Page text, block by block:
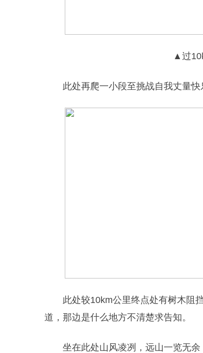
▲过
此处再爬一小段至挑战自我丈量
此处较10km公里终点处有树木阻
道，那边是什么地方不清楚求告知。
坐在此处山风凌冽，远山一览无余